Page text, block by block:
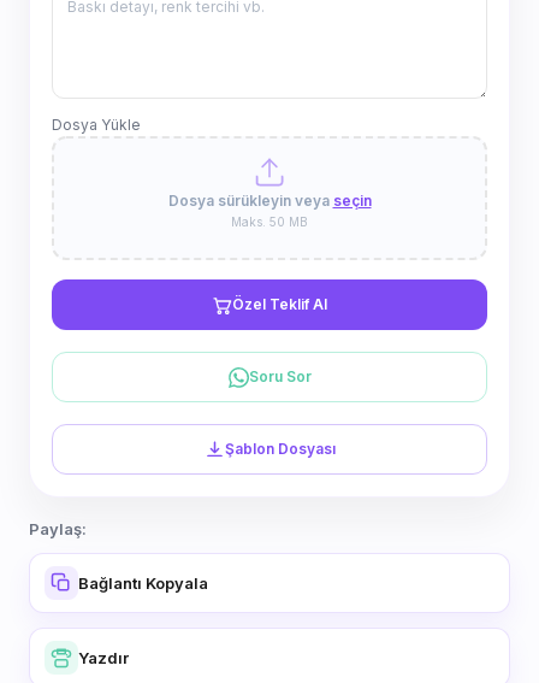
Dosya Yükle
Dosya sürükleyin veya seçin
Maks. 50 MB
Özel Teklif Al
Soru Sor
Şablon Dosyası
Paylaş:
Bağlantı Kopyala
Yazdır